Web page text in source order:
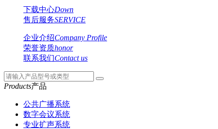
下载中心Down
售后服务SERVICE
企业介绍Company Profile
荣誉资质honor
联系我们Contact us
Products产品
公共广播系统
数字会议系统
专业扩声系统